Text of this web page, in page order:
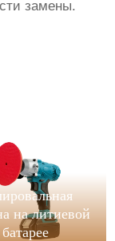
замены.
на литиевой
батарее